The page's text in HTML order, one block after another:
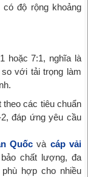
độ rộng khoảng
hoặc 7:1, nghĩa là
với tải trọng làm
các tiêu chuẩn
đáp ứng yêu cầu
Quốc và cáp vải
chất lượng, đa
hợp cho nhiều